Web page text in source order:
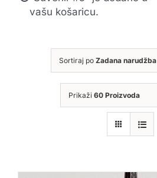
vašu košaricu.
Sortiraj po Zadana narudžba
Prikaži 60 Proizvoda